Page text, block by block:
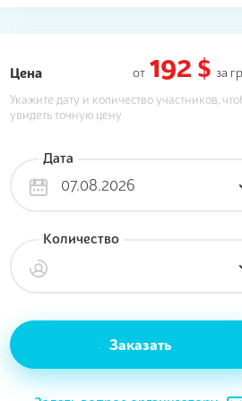
Цена от 192 $ за
Укажите дату и количество участников,
увидеть точную цену
Дата
07.08.2026
Количество
Заказать